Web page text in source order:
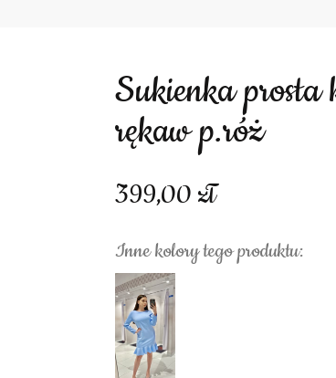
Sukienka prosta krótka falbana długi
rękaw p.róż
399,00
Inne kolory tego produktu: